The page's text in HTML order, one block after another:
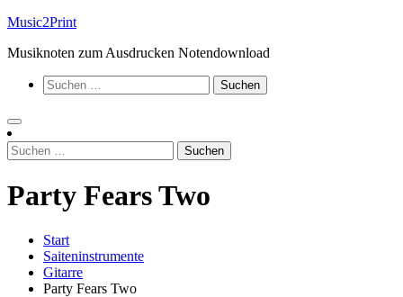
Zum
springen
Music2Print
Musiknoten zum Ausdrucken Notendownload
Suchen
nach:
Suchen
nach:
Party Fears Two
Start
Saiteninstrumente
Gitarre
Party Fears Two